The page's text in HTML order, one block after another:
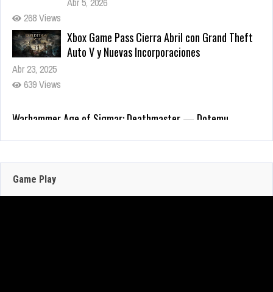
639 Views
Warhammer Age of Sigmar: Deathmaster —
May 22, 2026
Zenless Zone Zero 3.0 llega a Steam el 17 de
actualiza RTX Remix 1.5
312 Views
Game Play